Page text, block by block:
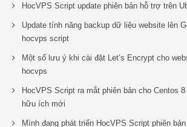
HocVPS Script update phiên bản hỗ trợ trên
Update tính năng backup dữ liệu website lên
hocvps script
Một số lưu ý khi cài đặt Let’s Encrypt cho
hocvps
HocVPS Script ra mắt phiên bản cho Centos
hữu ích mới
Mình đang phát triển HocVPS Script phiên